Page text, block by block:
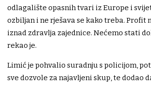
odlagalište opasnih tvari iz Europe i
ozbiljan i ne rješava se kako treba. Profit
iznad zdravlja zajednice. Nećemo stati
rekao je.
Limić je pohvalio suradnju s policijom,
sve dozvole za najavljeni skup, te dodao